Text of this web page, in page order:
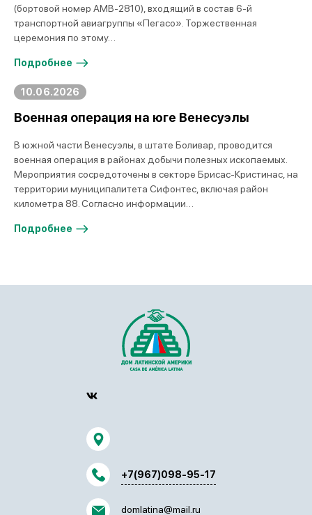
(бортовой номер AMB-2810), входящий в состав 6-й
транспортной авиагруппы «Пегасо». Торжественная
церемония по этому…
Подробнее
10.06.2026
Военная операция на юге Венесуэлы
В южной части Венесуэлы, в штате Боливар, проводится
военная операция в районах добычи полезных ископаемых.
Мероприятия сосредоточены в секторе Брисас-Кристинас, на
территории муниципалитета Сифонтес, включая район
километра 88. Согласно информации…
Подробнее
+7(967)098-95-17
domlatina@mail.ru